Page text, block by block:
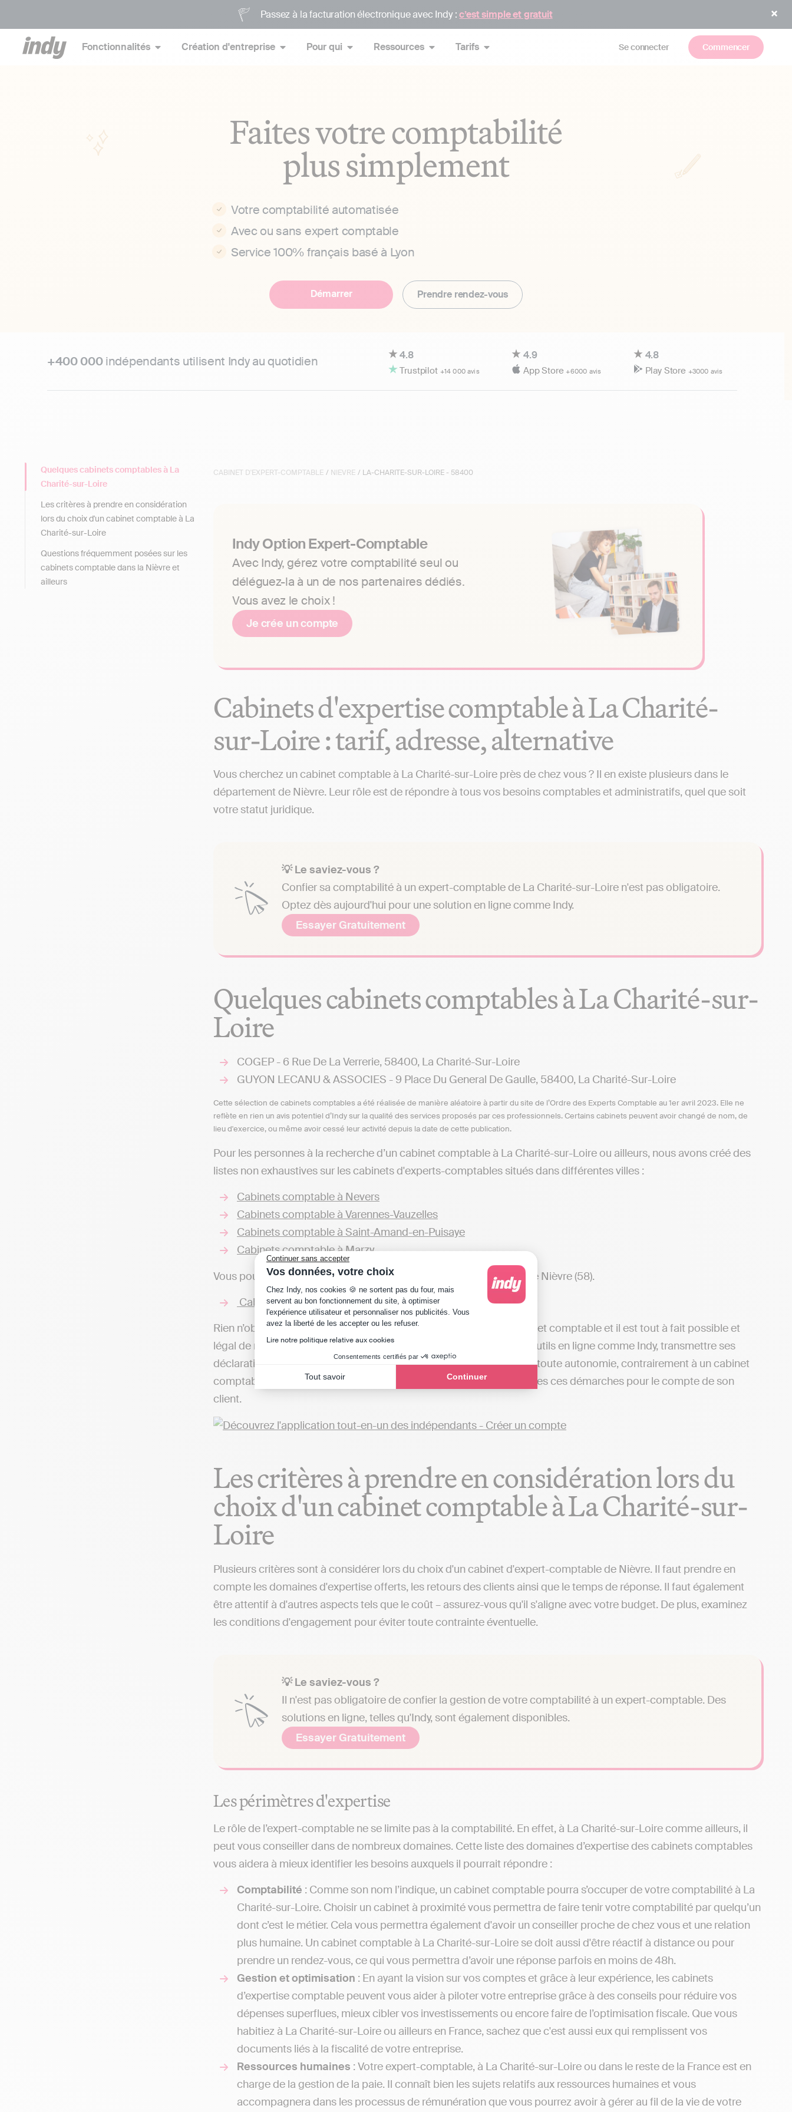
Continuer sans accepter
Vos données, votre choix
Plateforme de Gestion du Consentement : Personnalisez vos Options
Chez Indy, nos cookies 🍪 ne sortent pas du four, mais
servent au bon fonctionnement du site, à optimiser
l'expérience utilisateur et personnaliser nos publicités. Vous
avez la liberté de les accepter ou les refuser.
Lire notre politique relative aux cookies
Consentements certifiés par
Tout savoir Continuer
Axeptio consent
Passez à la facturation électronique avec Indy :c’est simple et gratuit
Fonctionnalités Création d'entreprise Pour qui Ressources Tarifs Se connecter Commencer
Faites votre comptabilité
plus simplement
Votre comptabilité automatisée
Avec ou sans expert comptable
Service 100% français basé à Lyon
Démarrer Prendre rendez-vous
+400 000indépendants utilisent Indy au quotidien 4.8
Trustpilot +14 000 avis
4.9
App Store+6000 avis
4.8
Play Store +3000 avis
CABINET D'EXPERT-COMPTABLE / NIEVRE / LA-CHARITE-SUR-LOIRE - 58400
Indy Option Expert-Comptable
Avec Indy, gérez votre comptabilité seul ou
déléguez-la à un de nos partenaires dédiés.
Vous avez le choix !
Je crée un compte
Cabinets d'expertise comptable à La Charité-
sur-Loire : tarif, adresse, alternative
Vous cherchez un cabinet comptable à La Charité-sur-Loire près de chez vous ? Il en existe plusieurs dans le
département de Nièvre. Leur rôle est de répondre à tous vos besoins comptables et administratifs, quel que soit
votre statut juridique.
💡 Le saviez-vous ?
Confier sa comptabilité à un expert-comptable de La Charité-sur-Loire n'est pas obligatoire.
Optez dès aujourd'hui pour une solution en ligne comme Indy.
Essayer Gratuitement
Quelques cabinets comptables à La Charité-sur-
Loire
COGEP - 6 Rue De La Verrerie, 58400, La Charité-Sur-Loire
GUYON LECANU & ASSOCIES - 9 Place Du General De Gaulle, 58400, La Charité-Sur-Loire
Cette sélection de cabinets comptables a été réalisée de manière aléatoire à partir du site de l’Ordre des Experts Comptable au 1er avril 2023. Elle ne
reflète en rien un avis potentiel d’Indy sur la qualité des services proposés par ces professionnels. Certains cabinets peuvent avoir changé de nom, de
lieu d'exercice, ou même avoir cessé leur activité depuis la date de cette publication.
Pour les personnes à la recherche d’un cabinet comptable à La Charité-sur-Loire ou ailleurs, nous avons créé des
listes non exhaustives sur les cabinets d'experts-comptables situés dans différentes villes :
Cabinets comptable à Nevers
Cabinets comptable à Varennes-Vauzelles
Cabinets comptable à Saint-Amand-en-Puisaye
Cabinets comptable à Marzy
Vous pouvez aussi trouver d’autres cabinets dans le département de Nièvre (58).
Cabinets comptable dans la Nièvre
Rien n’oblige les professionnels à faire appel aux services d’un cabinet comptable et il est tout à fait possible et
légal de réaliser sa comptabilité soi-même. Par exemple, avec des outils en ligne comme Indy, transmettre ses
déclarations fiscales et automatiser sa comptabilité est possible en toute autonomie, contrairement à un cabinet
comptable, (implanté à La Charité-sur-Loire ou ailleurs), qui fera toutes ces démarches pour le compte de son
client.
Les critères à prendre en considération lors du
choix d'un cabinet comptable à La Charité-sur-
Loire
Plusieurs critères sont à considérer lors du choix d'un cabinet d'expert-comptable de Nièvre. Il faut prendre en
compte les domaines d'expertise offerts, les retours des clients ainsi que le temps de réponse. Il faut également
être attentif à d'autres aspects tels que le coût – assurez-vous qu'il s'aligne avec votre budget. De plus, examinez
les conditions d'engagement pour éviter toute contrainte éventuelle.
💡 Le saviez-vous ?
Il n'est pas obligatoire de confier la gestion de votre comptabilité à un expert-comptable. Des
solutions en ligne, telles qu'Indy, sont également disponibles.
Essayer Gratuitement
Les périmètres d'expertise
Le rôle de l’expert-comptable ne se limite pas à la comptabilité. En effet, à La Charité-sur-Loire comme ailleurs, il
peut vous conseiller dans de nombreux domaines. Cette liste des domaines d’expertise des cabinets comptables
vous aidera à mieux identifier les besoins auxquels il pourrait répondre :
Comptabilité : Comme son nom l’indique, un cabinet comptable pourra s’occuper de votre comptabilité à La
Charité-sur-Loire. Choisir un cabinet à proximité vous permettra de faire tenir votre comptabilité par quelqu’un
dont c’est le métier. Cela vous permettra également d'avoir un conseiller proche de chez vous et une relation
plus humaine. Un cabinet comptable à La Charité-sur-Loire se doit aussi d'être réactif à distance ou pour
prendre un rendez-vous, ce qui vous permettra d’avoir une réponse parfois en moins de 48h.
Gestion et optimisation : En ayant la vision sur vos comptes et grâce à leur expérience, les cabinets
d’expertise comptable peuvent vous aider à piloter votre entreprise grâce à des conseils pour réduire vos
dépenses superflues, mieux cibler vos investissements ou encore faire de l’optimisation fiscale. Que vous
habitiez à La Charité-sur-Loire ou ailleurs en France, sachez que c'est aussi eux qui remplissent vos
documents liés à la fiscalité de votre entreprise.
Ressources humaines : Votre expert-comptable, à La Charité-sur-Loire ou dans le reste de la France est en
charge de la gestion de la paie. Il connaît bien les sujets relatifs aux ressources humaines et vous
accompagnera dans les processus de rémunération que vous pourrez avoir à gérer au fil de la vie de votre
Quelques cabinets comptables à La
Charité-sur-Loire
Les critères à prendre en considération
lors du choix d'un cabinet comptable à La
Charité-sur-Loire
Questions fréquemment posées sur les
cabinets comptable dans la Nièvre et
ailleurs